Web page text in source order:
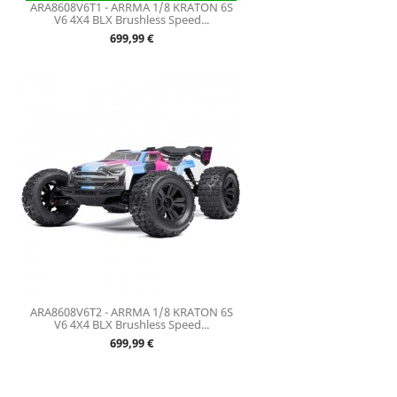
ARA8608V6T1 - ARRMA 1/8 KRATON 6S
V6 4X4 BLX Brushless Speed...
Prix
699,99 €
ARA8608V6T2 - ARRMA 1/8 KRATON 6S
V6 4X4 BLX Brushless Speed...
Prix
699,99 €